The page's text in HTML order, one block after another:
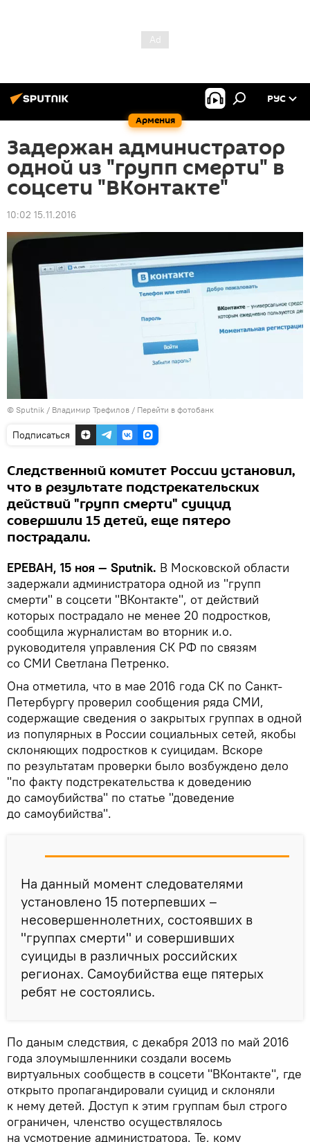
Армения
РУС
Задержан администратор
одной из "групп смерти" в
соцсети "ВКонтакте"
10:02 15.11.2016
© Sputnik / Владимир Трефилов / Перейти в фотобанк
Подписаться
Следственный комитет России установил,
что в результате подстрекательских
действий "групп смерти" суицид
совершили 15 детей, еще пятеро
пострадали.
ЕРЕВАН, 15 ноя — Sputnik. В Московской области
задержали администратора одной из "групп
смерти" в соцсети "ВКонтакте", от действий
которых пострадало не менее 20 подростков,
сообщила журналистам во вторник и.о.
руководителя управления СК РФ по связям
со СМИ Светлана Петренко.
Она отметила, что в мае 2016 года СК по Санкт-
Петербургу проверил сообщения ряда СМИ,
содержащие сведения о закрытых группах в одной
из популярных в России социальных сетей, якобы
склоняющих подростков к суицидам. Вскоре
по результатам проверки было возбуждено дело
"по факту подстрекательства к доведению
до самоубийства" по статье "доведение
до самоубийства".
На данный момент следователями
установлено 15 потерпевших –
несовершеннолетних, состоявших в
"группах смерти" и совершивших
суициды в различных российских
регионах. Самоубийства еще пятерых
ребят не состоялись.
По даным следствия, с декабря 2013 по май 2016
года злоумышленники создали восемь
виртуальных сообществ в соцсети "ВКонтакте", где
открыто пропагандировали суицид и склоняли
к нему детей. Доступ к этим группам был строго
ограничен, членство осуществлялось
на усмотрение администратора. Те, кому